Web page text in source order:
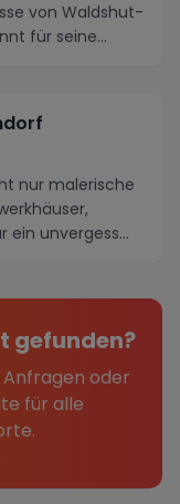
von Waldshut-
für seine
nur malerische
ein unvergess...
gefunden?
oder
für alle